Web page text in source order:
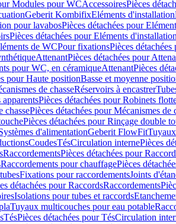
Modules pour WCAccessoiresPièces
Geberit KombifixEléments d'installation
pour lavabosPièces détachées pour
Pièces détachées pour Eléments
de WCPour fixationsPièces
AttenantPièces détachées pour
pour WC, en céramiqueAttenantPièces
pour Haute positionBasse et moyenne
de chasseRéservoirs à encastrer
Pièces détachées pour Robinets
chassePièces détachées pour Mécanismes de
Pièces détachées pour Rinçage double
d'alimentationGeberit FlowFit
CoudesTésCirculation internePièces
RaccordementsPièces détachées pour
Raccordements pour chauffagePièces
Fixations pour raccordementsJoints
détachées pour RaccordsRaccordements
Isolations pour tubes et raccords
Tuyaux multicouches pour eau potable
TésPièces détachées pour TésCirculation